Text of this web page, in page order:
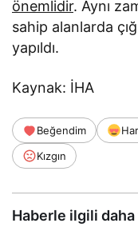
önemlidir. Aynı
sahip alanlarda
yapıldı.
Kaynak: İHA
Beğendim
Kızgın
Haberle ilgili daha